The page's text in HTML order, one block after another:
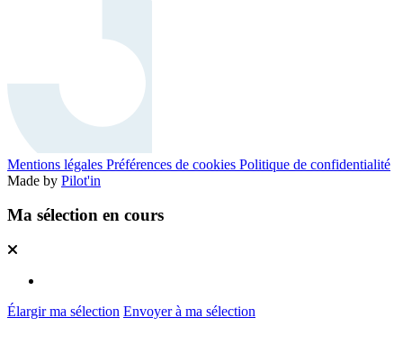
Mentions légales Préférences de cookies Politique de confidentialité
Made by Pilot'in
Ma sélection en cours
Élargir ma sélection Envoyer à ma sélection